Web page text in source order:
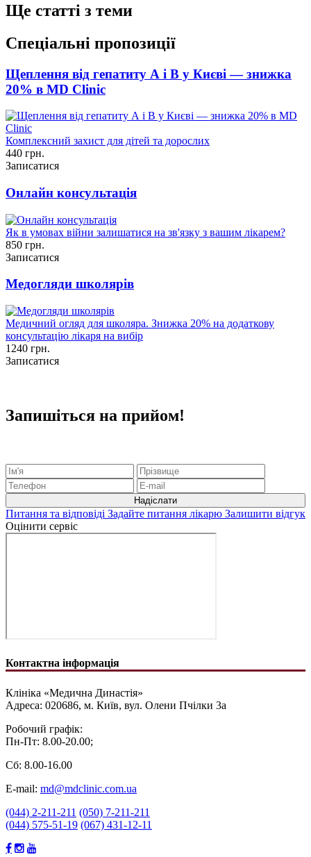
Ще статті з теми
Спеціальні пропозиції
Щеплення від гепатиту А і В у Києві — знижка
20% в MD Clinic
Комплексний захист для дітей та дорослих
440 грн.
Записатися
Онлайн консультація
Як в умовах війни залишатися на зв'язку з вашим лікарем?
850 грн.
Записатися
Медогляди школярів
Медичний огляд для школяра. Знижка 20% на додаткову
консультацію лікаря на вибір
1240 грн.
Записатися
Запишіться на прийом!
Питання та відповіді Задайте питання лікарю Залишити відгук
Оцінити сервіс
Контактна інформація
Клініка «Медична Династія»
Адреса: 020686, м. Київ, вул. Олени Пчілки 3а
Робочий графік:
Пн-Пт: 8.00-20.00;
Сб: 8.00-16.00
E-mail: md@mdclinic.com.ua
(044) 2-211-211 (050) 7-211-211
(044) 575-51-19 (067) 431-12-11